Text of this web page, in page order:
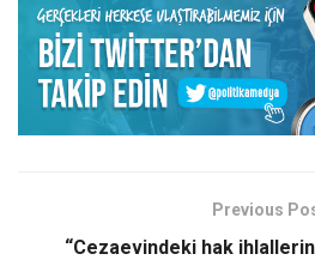
Previous
“Cezaevindeki hak